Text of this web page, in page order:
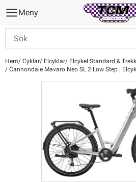
Meny
Hem Cyklar Elcyklar
Elcykel Standard &
Cannondale Mavaro Neo SL 2 Low Step |